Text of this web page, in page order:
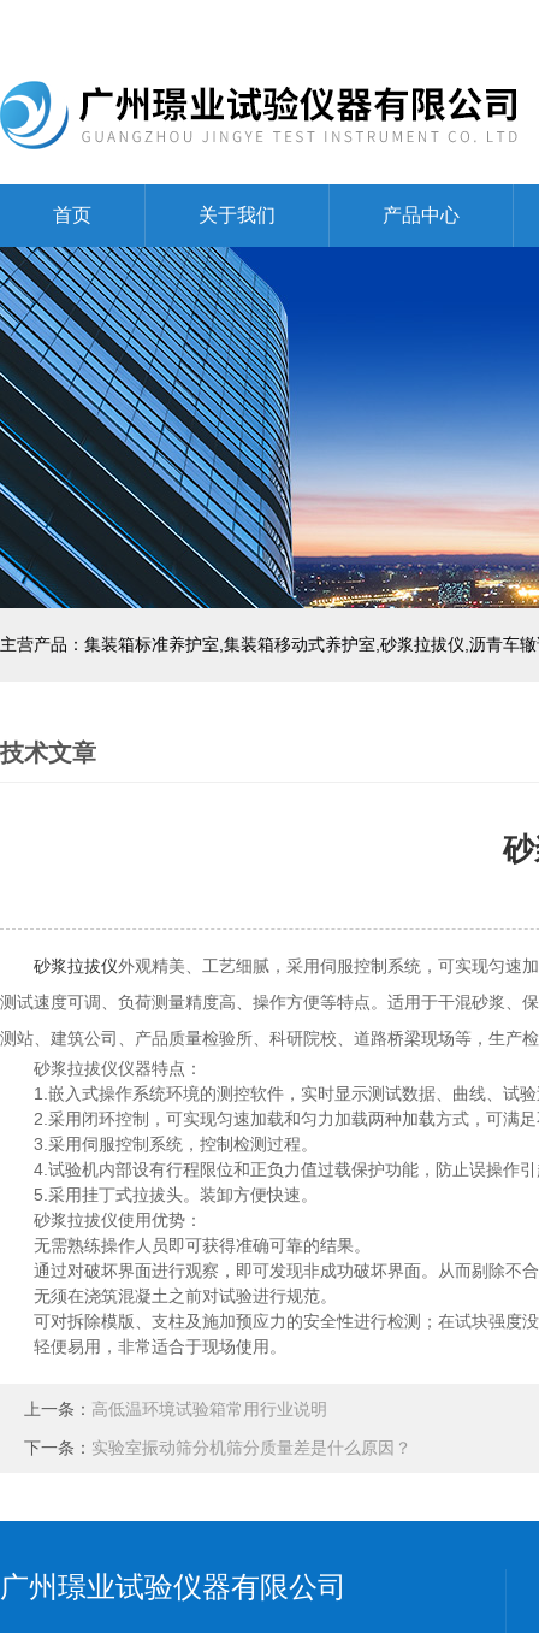
首页 关于我们 产品中心
主营产品：集装箱标准养护室,集装箱移动式养护室,砂浆拉拔仪,沥青车
技术文章
砂浆拉拔仪外观精美、工艺细腻，采用伺服控制系统，可实现匀速
测试速度可调、负荷测量精度高、操作方便等特点。适用于干混砂浆、
测站、建筑公司、产品质量检验所、科研院校、道路桥梁现场等，生产
砂浆拉拔仪仪器特点：
1.嵌入式操作系统环境的测控软件，实时显示测试数据、曲线、试
2.采用闭环控制，可实现匀速加载和匀力加载两种加载方式，可满足
3.采用伺服控制系统，控制检测过程。
4.试验机内部设有行程限位和正负力值过载保护功能，防止误操作引
5.采用挂丁式拉拔头。装卸方便快速。
砂浆拉拔仪使用优势：
无需熟练操作人员即可获得准确可靠的结果。
通过对破坏界面进行观察，即可发现非成功破坏界面。从而剔除不
无须在浇筑混凝土之前对试验进行规范。
可对拆除模版、支柱及施加预应力的安全性进行检测；在试块强度
轻便易用，非常适合于现场使用。
上一条： 高低温环境试验箱常用行业说明
下一条： 实验室振动筛分机筛分质量差是什么原因？
广州璟业试验仪器有限公司